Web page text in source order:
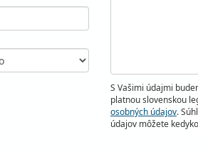
S Vašimi údajmi
platnou slovenskou
osobných údajov.
údajov môžete